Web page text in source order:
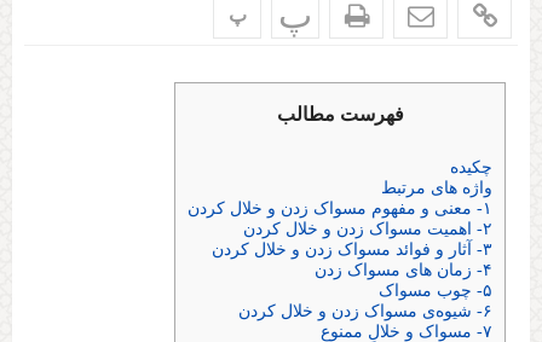
پ پ
فهرست مطالب
چکیده
واژه های مرتبط
۱- معنی و مفهوم مسواک زدن و خلال کردن
۲- اهمیت مسواک زدن و خلال کردن
۳- آثار و فوائد مسواک زدن و خلال کردن
۴- زمان های مسواک زدن
۵- چوب مسواک
۶- شیوه‌ی مسواک زدن و خلال کردن
۷- مسواک و خلالِ ممنوع